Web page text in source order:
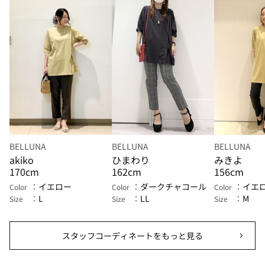
BELLUNA
akiko
170cm
Color イエロー
Size L
BELLUNA
ひまわり
162cm
Color ダークチャコール
Size LL
BELLUNA
みきよ
156cm
Color イエ
Size M
スタッフコーディネートをもっと見る